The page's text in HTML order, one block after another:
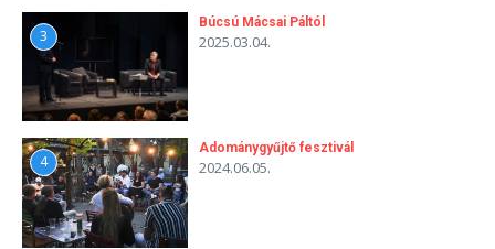
3
Búcsú Mácsai Páltól
2025.03.04.
4
Adománygyűjtő fesztivál
2024.06.05.